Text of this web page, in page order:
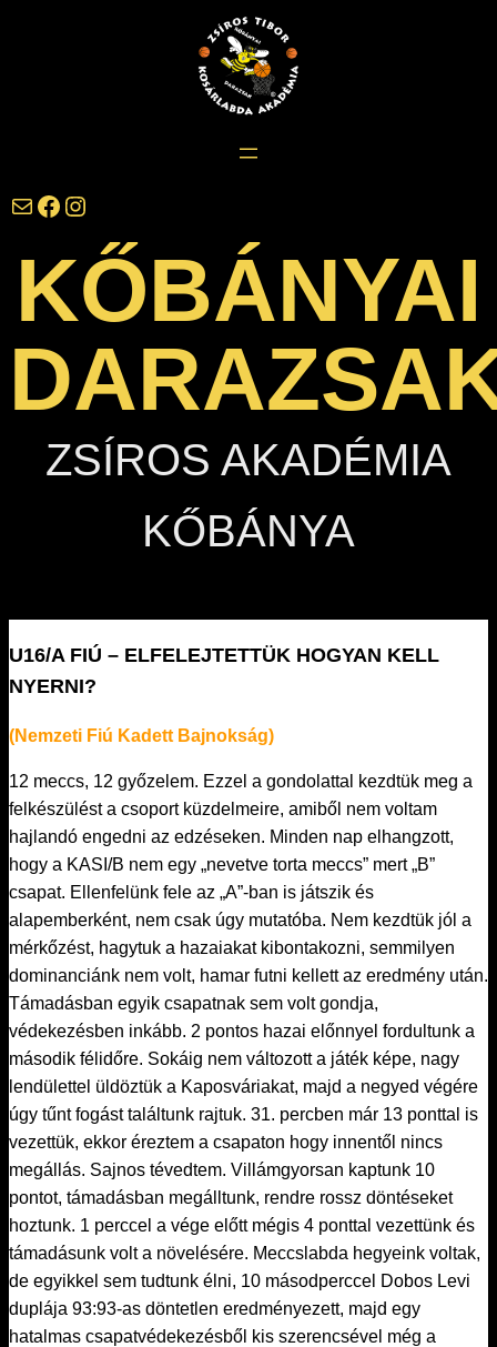
darazsak@darazsak.hu @kobanyaidarazsak @darazsak
KŐBÁNYAI
ZSÍROS AKADÉMIA
KŐBÁNYA
U16/A FIÚ – ELFELEJTETTÜK HOGYAN KELL
NYERNI?
(Nemzeti Fiú Kadett Bajnokság)
12 meccs, 12 győzelem. Ezzel a gondolattal kezdtük meg a
felkészülést a csoport küzdelmeire, amiből nem voltam
hajlandó engedni az edzéseken. Minden nap elhangzott,
hogy a KASI/B nem egy „nevetve torta meccs” mert „B”
csapat. Ellenfelünk fele az „A”-ban is játszik és
alapemberként, nem csak úgy mutatóba. Nem kezdtük jól a
mérkőzést, hagytuk a hazaiakat kibontakozni, semmilyen
dominanciánk nem volt, hamar futni kellett az eredmény után.
Támadásban egyik csapatnak sem volt gondja,
védekezésben inkább. 2 pontos hazai előnnyel fordultunk a
második félidőre. Sokáig nem változott a játék képe, nagy
lendülettel üldöztük a Kaposváriakat, majd a negyed végére
úgy tűnt fogást találtunk rajtuk. 31. percben már 13 ponttal is
vezettük, ekkor éreztem a csapaton hogy innentől nincs
megállás. Sajnos tévedtem. Villámgyorsan kaptunk 10
pontot, támadásban megálltunk, rendre rossz döntéseket
hoztunk. 1 perccel a vége előtt mégis 4 ponttal vezettünk és
támadásunk volt a növelésére. Meccslabda hegyeink voltak,
de egyikkel sem tudtunk élni, 10 másodperccel Dobos Levi
duplája 93:93-as döntetlen eredményezett, majd egy
hatalmas csapatvédekezésből kis szerencsével még a